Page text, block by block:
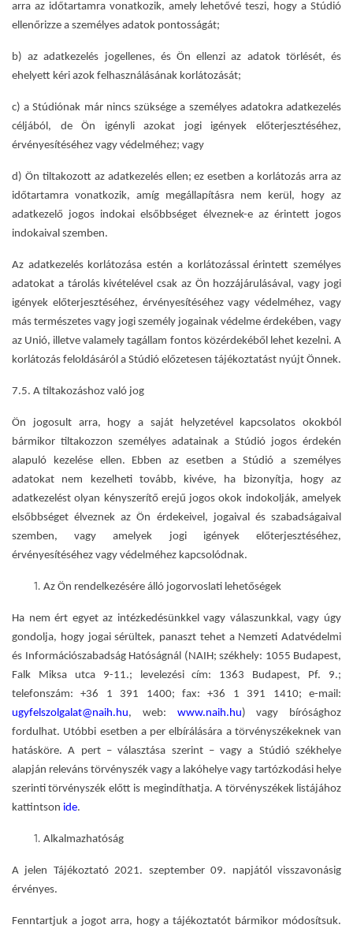
arra az időtartamra vonatkozik, amely lehetővé teszi, hogy a Stúdió
ellenőrizze a személyes adatok pontosságát;
b) az adatkezelés jogellenes, és Ön ellenzi az adatok törlését, és
ehelyett kéri azok felhasználásának korlátozását;
c) a Stúdiónak már nincs szüksége a személyes adatokra adatkezelés
céljából, de Ön igényli azokat jogi igények előterjesztéséhez,
érvényesítéséhez vagy védelméhez; vagy
d) Ön tiltakozott az adatkezelés ellen; ez esetben a korlátozás arra az
időtartamra vonatkozik, amíg megállapításra nem kerül, hogy az
adatkezelő jogos indokai elsőbbséget élveznek-e az érintett jogos
indokaival szemben.
Az adatkezelés korlátozása estén a korlátozással érintett személyes
adatokat a tárolás kivételével csak az Ön hozzájárulásával, vagy jogi
igények előterjesztéséhez, érvényesítéséhez vagy védelméhez, vagy
más természetes vagy jogi személy jogainak védelme érdekében, vagy
az Unió, illetve valamely tagállam fontos közérdekéből lehet kezelni. A
korlátozás feloldásáról a Stúdió előzetesen tájékoztatást nyújt Önnek.
7.5. A tiltakozáshoz való jog
Ön jogosult arra, hogy a saját helyzetével kapcsolatos okokból
bármikor tiltakozzon személyes adatainak a Stúdió jogos érdekén
alapuló kezelése ellen. Ebben az esetben a Stúdió a személyes
adatokat nem kezelheti tovább, kivéve, ha bizonyítja, hogy az
adatkezelést olyan kényszerítő erejű jogos okok indokolják, amelyek
elsőbbséget élveznek az Ön érdekeivel, jogaival és szabadságaival
szemben, vagy amelyek jogi igények előterjesztéséhez,
érvényesítéséhez vagy védelméhez kapcsolódnak.
Az Ön rendelkezésére álló jogorvoslat i lehetőségek
Ha nem ért egyet az intézkedésünkkel vagy válaszunkkal, vagy úgy
gondolja, hogy jogai sérültek, panaszt tehet a Nemzeti Adatvédelmi
és Információszabadság Hatóságnál (NAIH; székhely: 1055 Budapest,
Falk Miksa utca 9-11.; levelezési cím: 1363 Budapest, Pf. 9.;
telefonszám: +36 1 391 1400; fax: +36 1 391 1410; e-mail:
ugyfelszolgalat@naih.hu, web: www.naih.hu) vagy bírósághoz
fordulhat. Utóbbi esetben a per elbírálására a törvényszékeknek van
hatásköre. A pert – választása szerint – vagy a Stúdió székhelye
alapján releváns törvényszék vagy a lakóhelye vagy tartózkodási helye
szerinti törvényszék előtt is megindíthatja. A törvényszékek listájához
kattintson ide.
Alkalmazhatóság
A jelen Tájékoztató 2021. szeptember 09. napjától visszavonásig
érvényes.
Fenntartjuk a jogot arra, hogy a tájékoztatót bármikor módosítsuk.